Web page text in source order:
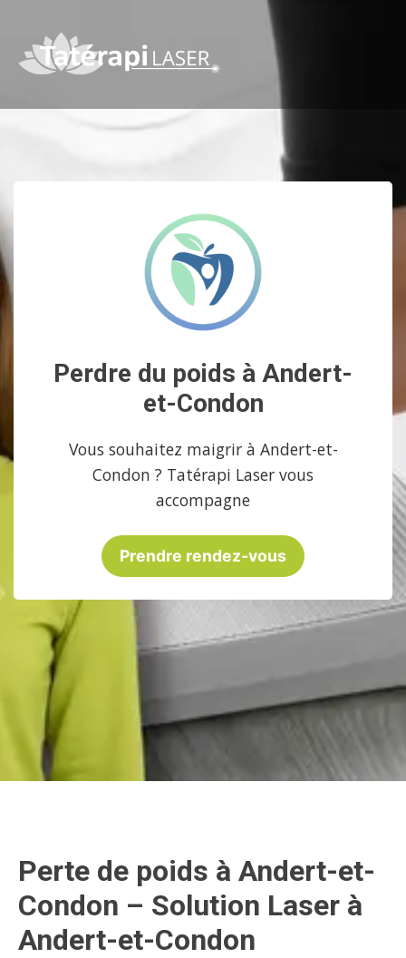
Perdre du poids à Andert-
et-Condon
Vous souhaitez maigrir à Andert-et-
Condon ? Tatérapi Laser vous
accompagne
Prendre rendez-vous
Perte de poids à Andert-et-
Condon – Solution Laser à
Andert-et-Condon